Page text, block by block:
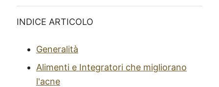
INDICE ARTICOLO
Generalità
Alimenti e Integratori che migliorano
l'acne